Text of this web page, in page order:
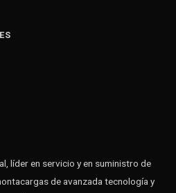
líder en servicio y en suministro de
de avanzada tecnología y